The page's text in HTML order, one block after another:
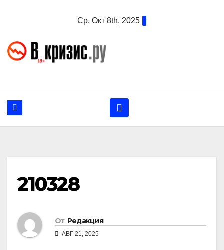
Ср. Окт 8th, 2025
210328
От Редакция
АВГ 21, 2025